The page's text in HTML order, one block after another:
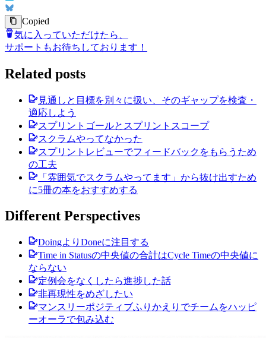
Copied
気に入っていただけたら、
サポートもお待ちしております！
Related posts
見通しと目標を別々に扱い、そのギャップを検査・
適応しよう
スプリントゴールとスプリントスコープ
スクラムやってなかった
スプリントレビューでフィードバックをもらうため
の工夫
「雰囲気でスクラムやってます」から抜け出すため
に5冊の本をおすすめする
Different Perspectives
DoingよりDoneに注目する
Time in Statusの中央値の合計はCycle Timeの中央値に
ならない
定例会をなくしたら進捗した話
非再現性をめざしたい
マンスリーポジティブふりかえりでチームをハッピ
ーオーラで包み込む